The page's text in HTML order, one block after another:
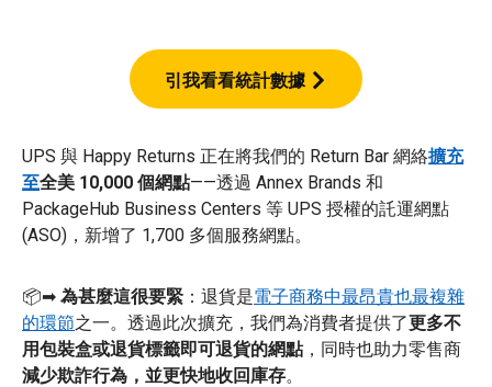
引我看看統計數據
UPS 與 Happy Returns 正在將我們的 Return Bar 網絡擴充
至全美 10,000 個網點——透過 Annex Brands 和
PackageHub Business Centers 等 UPS 授權的託運網點
(ASO)，新增了 1,700 多個服務網點。
📦➡ 為甚麼這很要緊 ️：退貨是電子商務中最昂貴也最複雜
的環節之一。透過此次擴充，我們為消費者提供了更多不
用包裝盒或退貨標籤即可退貨的網點，同時也助力零售商
減少欺詐行為，並更快地收回庫存。